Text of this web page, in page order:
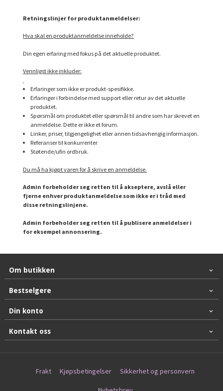
Retningslinjer for produktanmeldelser:
Hva skal en produktanmeldelse inneholde?
Din egen erfaring med fokus på det aktuelle produktet.
Vennligst ikke inkluder:
Erfaringer som ikke er produkt-spesifikke.
Erfaringer i forbindelse med support eller retur av det aktuelle
produktet.
Spørsmål om produktet eller spørsmål til andre som har skrevet en
anmeldelse. Dette er ikke et forum.
Linker, priser, tilgjengelighet eller annen tidsavhengig informasjon.
Referanser til konkurrenter
Støtende/ufin ordbruk.
Du må ha kjøpt varen for å skrive en anmeldelse.
Admin forbeholder seg retten til å akseptere, avslå eller
fjerne enhver produktanmeldelse som ikke er i tråd med
disse retningslinjene.
Admin forbeholder seg retten til å publisere anmeldelser i
for eksempel annonsering.
Om butikken
Bestselgere
Din konto
Kontakt oss
Frakt Kjøpsbetingelser Sikkerhet og personvern